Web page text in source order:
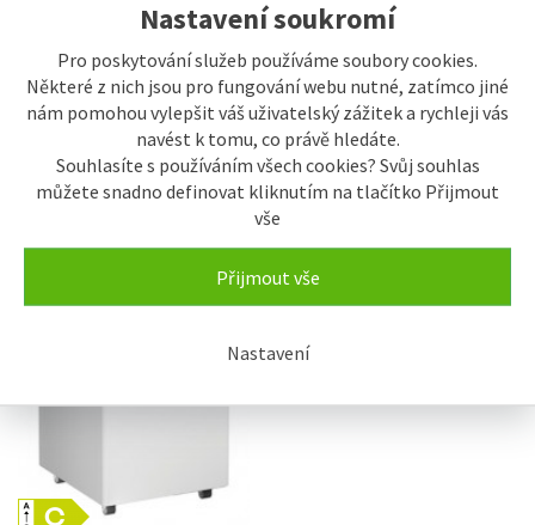
Nastavení soukromí
Pro poskytování služeb používáme soubory cookies.
Některé z nich jsou pro fungování webu nutné, zatímco jiné
nám pomohou vylepšit váš uživatelský zážitek a rychleji vás
navést k tomu, co právě hledáte.
Souhlasíte s používáním všech cookies? Svůj souhlas
můžete snadno definovat kliknutím na tlačítko Přijmout
vše
Přijmout vše
Nastavení
SKLADEM U...
TEFCOLD IC-SCEB Vanička na
zmrzlinu 5 l polykarbonát
757 Kč 681,30 Kč
LIEBHERR EFE 1500 Truhlicová
mraznička na zmrzlinu